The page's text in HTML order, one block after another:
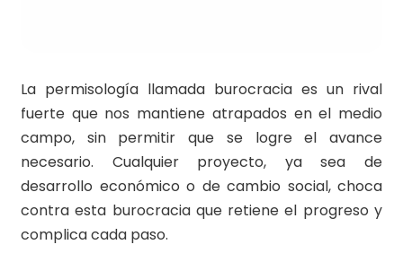
La permisología llamada burocracia es un rival
fuerte que nos mantiene atrapados en el medio
campo, sin permitir que se logre el avance
necesario. Cualquier proyecto, ya sea de
desarrollo económico o de cambio social, choca
contra esta burocracia que retiene el progreso y
complica cada paso.